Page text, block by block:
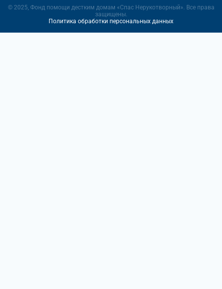
© 2025, Фонд помощи дестким домам «Спас Нерукотворный». Все права
защищены.
Политика обработки персональных данных